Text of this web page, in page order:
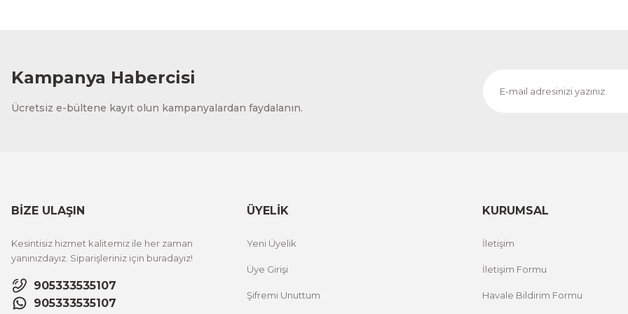
Kampanya Habercisi
Ücretsiz e-bültene kayıt olun kampanyalardan faydalanın.
BİZE ULAŞIN
Kesintisiz hizmet kalitemiz ile her zaman
yanınızdayız. Siparişleriniz için buradayız!
905333535107
905333535107
ÜYELİK
Yeni Üyelik
Üye Girişi
Şifremi Unuttum
KURUMSAL
İletişim
İletişim Formu
Havale Bildirim Formu